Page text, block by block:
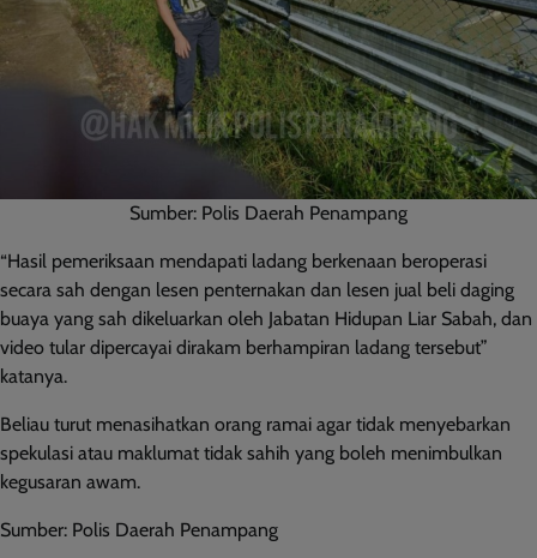
Sumber: Polis Daerah Penampang
“Hasil pemeriksaan mendapati ladang berkenaan beroperasi
secara sah dengan lesen penternakan dan lesen jual beli daging
buaya yang sah dikeluarkan oleh Jabatan Hidupan Liar Sabah, dan
video tular dipercayai dirakam berhampiran ladang tersebut”
katanya.
Beliau turut menasihatkan orang ramai agar tidak menyebarkan
spekulasi atau maklumat tidak sahih yang boleh menimbulkan
kegusaran awam.
Sumber: Polis Daerah Penampang